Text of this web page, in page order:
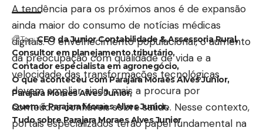
A tendência para os próximos anos é de expansão
ainda maior do consumo de notícias médicas
digitais. O envelhecimento populacional, o aumento
da preocupação com qualidade de vida e a
velocidade das transformações tecnológicas
devem ampliar ainda mais a procura por
conteúdos confiáveis sobre saúde. Nesse contexto,
portais especializados terão papel fundamental na
Tag:CEO da Junior Contabilidade & Assessoria Rural
Consultor em planejamento tributário
Contador especialista em agronegócio
O que aconteceu com Parajara Moraes Alves Junior
Parajara Moraes Alves Junior
Quem é Parajara Moraes Alves Junior
Tudo sobre Parajara Moraes Alves Junior